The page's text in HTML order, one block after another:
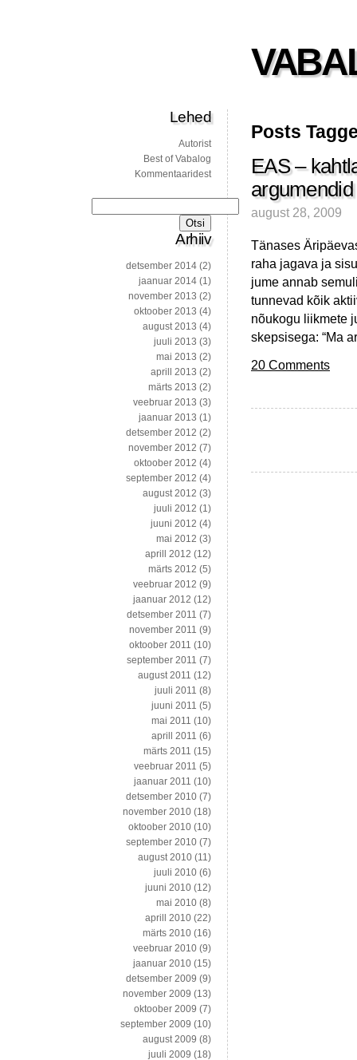
Posts
EAS –
argumendid
august 28, 2009
Tänases
raha jagava ja
jume annab
tunnevad kõik
nõukogu liikmete
skepsisega: “Ma
20 Comments
Lehed
Autorist
Best of Vabalog
Kommentaaridest
Arhiiv
detsember 2014 (2)
jaanuar 2014 (1)
november 2013 (2)
oktoober 2013 (4)
august 2013 (4)
juuli 2013 (3)
mai 2013 (2)
aprill 2013 (2)
märts 2013 (2)
veebruar 2013 (3)
jaanuar 2013 (1)
detsember 2012 (2)
november 2012 (7)
oktoober 2012 (4)
september 2012 (4)
august 2012 (3)
juuli 2012 (1)
juuni 2012 (4)
mai 2012 (3)
aprill 2012 (12)
märts 2012 (5)
veebruar 2012 (9)
jaanuar 2012 (12)
detsember 2011 (7)
november 2011 (9)
oktoober 2011 (10)
september 2011 (7)
august 2011 (12)
juuli 2011 (8)
juuni 2011 (5)
mai 2011 (10)
aprill 2011 (6)
märts 2011 (15)
veebruar 2011 (5)
jaanuar 2011 (10)
detsember 2010 (7)
november 2010 (18)
oktoober 2010 (10)
september 2010 (7)
august 2010 (11)
juuli 2010 (6)
juuni 2010 (12)
mai 2010 (8)
aprill 2010 (22)
märts 2010 (16)
veebruar 2010 (9)
jaanuar 2010 (15)
detsember 2009 (9)
november 2009 (13)
oktoober 2009 (7)
september 2009 (10)
august 2009 (8)
juuli 2009 (18)